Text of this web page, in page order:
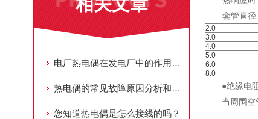
电厂热电偶在发电厂中的作用和重要性
热电偶的常见故障原因分析和处理办法
您知道热电偶是怎么接线的吗？
套管直径
2.0
3.0
4.0
5.0
6.0
8.0
●绝缘电
当周围